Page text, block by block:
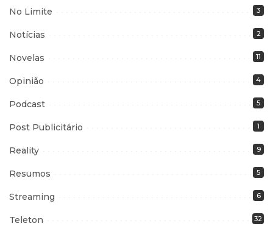
No Limite 3
Notícias 2
Novelas 11
Opinião 4
Podcast 5
Post Publicitário 1
Reality 9
Resumos 5
Streaming 6
Teleton 32